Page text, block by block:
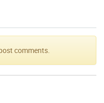
comments.